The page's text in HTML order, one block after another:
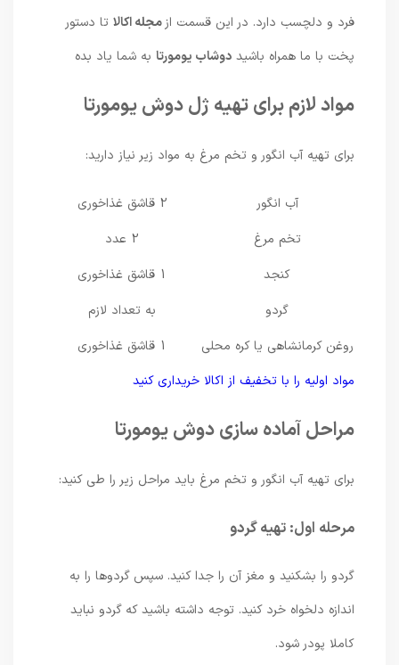
فرد و دلچسب دارد. در این قسمت ازمجله اکالاتا دستور
پخت با ما همراه باشید دوشاب یومورتا به شما یاد بده
مواد لازم برای تهیه ژل دوش یومورتا
برای تهیه آب انگور و تخم مرغ به مواد زیر نیاز دارید:
آب انگور
تخم مرغ
به تعداد لازم
روغن کرمانشاهی یا کره محلی
1 قاشق غذاخوری
مواد اولیه را با تخفیف از اکالا خریداری کنید
مراحل آماده سازی دوش یومورتا
برای تهیه آب انگور و تخم مرغ باید مراحل زیر را طی کنید:
مرحله اول: تهیه گردو
گردو را بشکنید و مغز آن را جدا کنید. سپس گردوها را به
اندازه دلخواه خرد کنید. توجه داشته باشید که گردو نباید
کاملا پودر شود.